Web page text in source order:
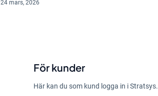
För kunder
Här kan du som kund logga in i Stratsys.
24 mars, 2026